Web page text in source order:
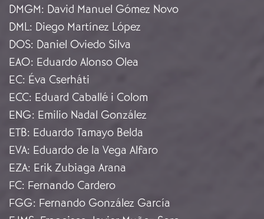
DMGM: David Manuel Gómez Novo
DML: Diego Martínez López
DOS: Daniel Oviedo Silva
EAO: Eduardo Alonso Olea
EC: Éva Cserháti
ECC: Eduard Caballé i Colom
ENG: Emilio Nadal González
ETB: Eduardo Tamayo Belda
EVA: Eduardo de la Vega Alfaro
EZA: Erik Zubiaga Arana
FC: Fernando Cardero
FGG: Fernando González García